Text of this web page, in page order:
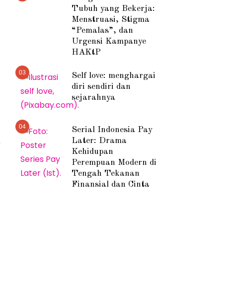
Tubuh yang Bekerja:
Menstruasi, Stigma
“Pemalas”, dan
Urgensi Kampanye
HAKtP
03
Self love: menghargai
diri sendiri dan
sejarahnya
04
Serial Indonesia Pay
Later: Drama
Kehidupan
Perempuan Modern di
Tengah Tekanan
Finansial dan Cinta